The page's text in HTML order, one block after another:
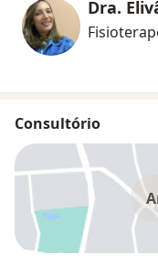
Dra.
Consultório